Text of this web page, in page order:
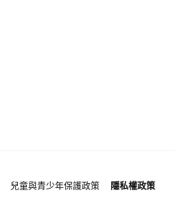
兒童與青少年保護政策
隱私權政策